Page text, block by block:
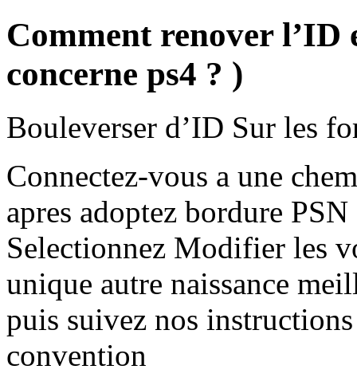
Comment renover l’ID
concerne ps4 ? )
Bouleverser d’ID Sur les
Connectez-vous a une
apres adoptez bordure
Selectionnez Modifier les
unique autre naissance
puis suivez nos
convention